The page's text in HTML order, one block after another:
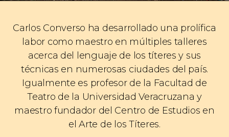
Carlos Converso ha desarrollado una prolífica
labor como maestro en múltiples talleres
acerca del lenguaje de los títeres y sus
técnicas en numerosas ciudades del país.
Igualmente es profesor de la Facultad de
Teatro de la Universidad Veracruzana y
maestro fundador del Centro de Estudios en
el Arte de los Títeres.